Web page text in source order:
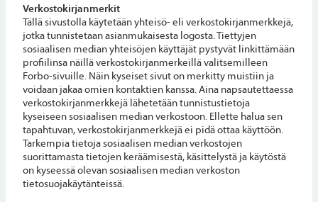
Verkostokirjanmerkit
Tällä sivustolla käytetään yhteisö- eli verkostokirjanmerkkejä,
jotka tunnistetaan asianmukaisesta logosta. Tiettyjen
sosiaalisen median yhteisöjen käyttäjät pystyvät linkittämään
profiilinsa näillä verkostokirjanmerkeillä valitsemilleen
Forbo-sivuille. Näin kyseiset sivut on merkitty muistiin ja
voidaan jakaa omien kontaktien kanssa. Aina napsautettaessa
verkostokirjanmerkkejä lähetetään tunnistustietoja
kyseiseen sosiaalisen median verkostoon. Ellette halua sen
tapahtuvan, verkostokirjanmerkkejä ei pidä ottaa käyttöön.
Tarkempia tietoja sosiaalisen median verkostojen
suorittamasta tietojen keräämisestä, käsittelystä ja käytöstä
on kyseessä olevan sosiaalisen median verkoston
tietosuojakäytänteissä.